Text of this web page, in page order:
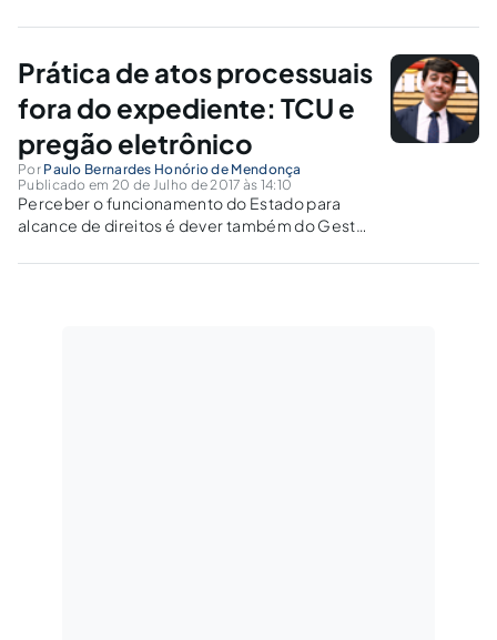
avaliação de amostras, além da possibilidade
Prática de atos processuais
fora do expediente: TCU e
pregão eletrônico
Por Paulo Bernardes Honório de Mendonça
Publicado em 20 de Julho de 2017 às 14:10
Perceber o funcionamento do Estado para
alcance de direitos é dever também do Gestor
extremamente formalista com sacrifício da